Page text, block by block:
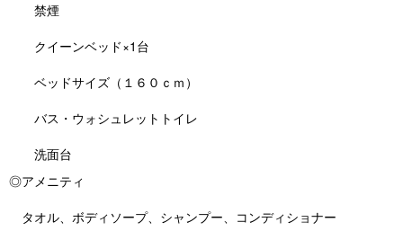
禁煙
クイーンベッド×1台
ベッドサイズ（１６０ｃｍ）
バス・ウォシュレットトイレ
洗面台
◎アメニティ
タオル、ボディソープ、シャンプー、コンディショナー